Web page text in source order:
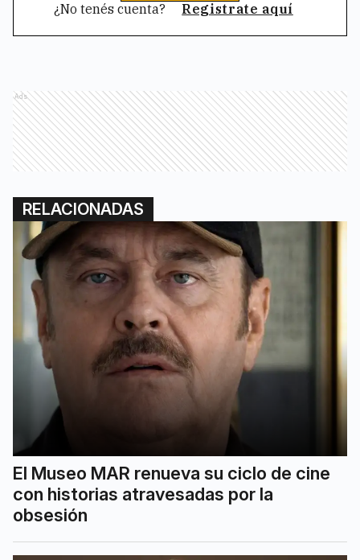
¿No tenés cuenta? Registrate aquí
Ads
RELACIONADAS
El Museo MAR renueva su ciclo de cine
con historias atravesadas por la
obsesión